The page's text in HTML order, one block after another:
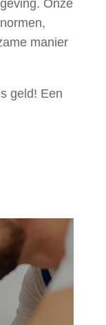
Onze
manier
geld! Een